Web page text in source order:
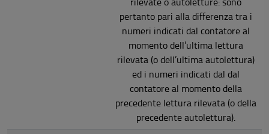
pertanto pari alla differenza tra i
numeri indicati dal contatore al
momento dell’ultima lettura
rilevata (o dell’ultima autolettura)
ed i numeri indicati dal dal
contatore al momento della
precedente lettura rilevata (o della
precedente autolettura).